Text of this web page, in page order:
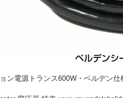
ン電源トランス600W・ベルデン仕